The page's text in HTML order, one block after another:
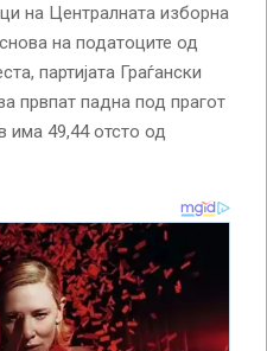
на Централната изборна
на податоците од
партијата Граѓански
првпат падна под прагот
има 49,44 отсто од